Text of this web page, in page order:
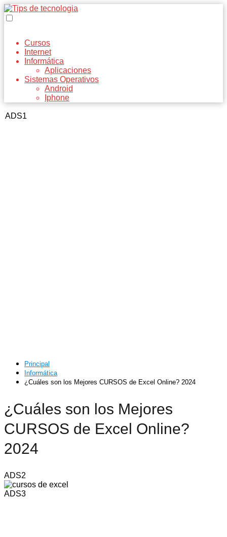
Cursos
Internet
Informática
Aplicaciones
Sistemas Operativos
Android
Iphone
ADS1
Principal
Informática
¿Cuáles son los Mejores CURSOS de Excel Online? 2024
¿Cuáles son los Mejores
CURSOS de Excel Online?
2024
ADS2
ADS3